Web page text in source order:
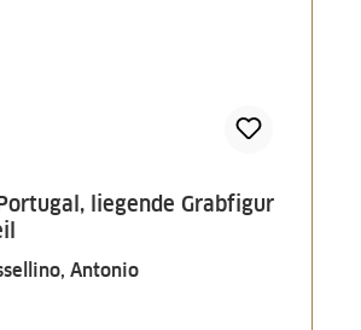
liegende Grabfigur
Antonio